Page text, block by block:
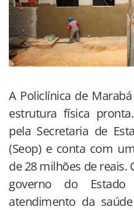
A Policlínica de
estrutura física
pela Secretaria de
(Seop) e conta com
de 28 milhões de reais.
governo do
atendimento da